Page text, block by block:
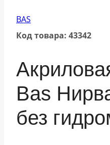
BAS
Код товара: 43342
Bas
без